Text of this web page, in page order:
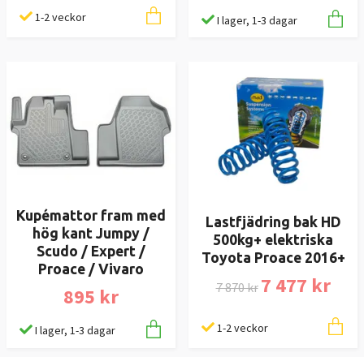
1-2 veckor I lager, 1-3 dagar
Kupémattor fram med
hög kant Jumpy /
Scudo / Expert /
Proace / Vivaro
895 kr
I lager, 1-3 dagar
Lastfjädring bak HD
500kg+ elektriska
Toyota Proace 2016+
7 870 kr 7 477 kr
1-2 veckor